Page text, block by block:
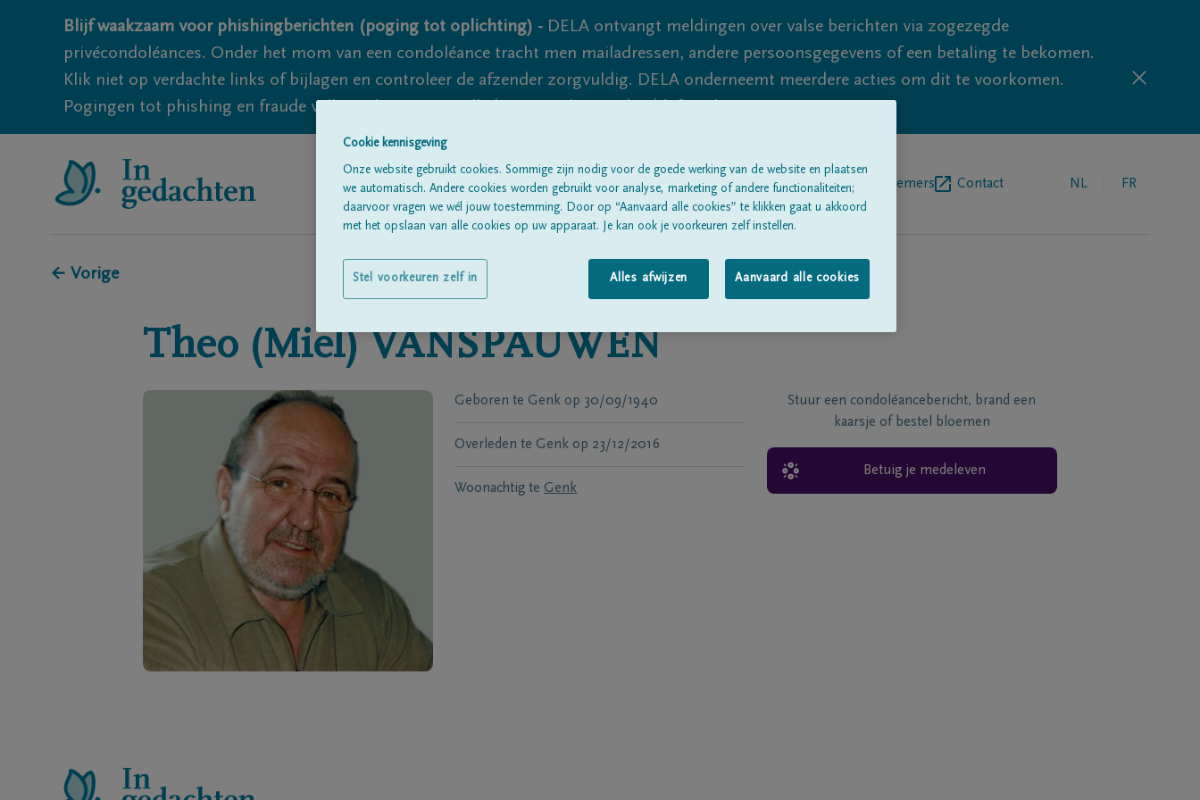
Blijf waakzaam voor phishingberichten (poging tot oplichting) - DELA ontvangt meldingen over valse berichten via zogezegde
privécondoléances. Onder het mom van een condoléance tracht men mailadressen, andere persoonsgegevens of een betaling te bekomen.
Klik niet op verdachte links of bijlagen en controleer de afzender zorgvuldig. DELA onderneemt meerdere acties om dit te voorkomen.
Pogingen tot phishing en fraude vallen echter nooit volledig uit te sluiten, dus blijf waakzaam.
Alle rouwberichtenOver onsBegrafenisondernemers Contact NL FR
← Vorige
Theo (Miel) VANSPAUWEN
Geboren te Genk op 30/09/1940
Overleden te Genk op 23/12/2016
Woonachtig te Genk
Stuur een condoléancebericht, brand een
kaarsje of bestel bloemen
Betuig je medeleven
Cookie kennisgeving
Onze website gebruikt cookies. Sommige zijn nodig voor de goede werking van de website en plaatsen
we automatisch. Andere cookies worden gebruikt voor analyse, marketing of andere functionaliteiten;
daarvoor vragen we wél jouw toestemming. Door op “Aanvaard alle cookies” te klikken gaat u akkoord
met het opslaan van alle cookies op uw apparaat. Je kan ook je voorkeuren zelf instellen.
Alles afwijzen Aanvaard alle cookies
Stel voorkeuren zelf in